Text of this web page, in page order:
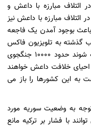
ائتلاف مبارزه با داعش و
مبارزه با داعش نیز
بوجود آمدن یک فاجعه
گذشته به تلویزیون فاکس
نیوز گفت: اگر کردها درگیر جنگ با ترکیه شوند حدود 10000 جنگجوی
احیای خلافت داعش خواهند
به این کشورها را باز می
به وضعیت سوریه مورد
با فشار بر ترکیه مانع